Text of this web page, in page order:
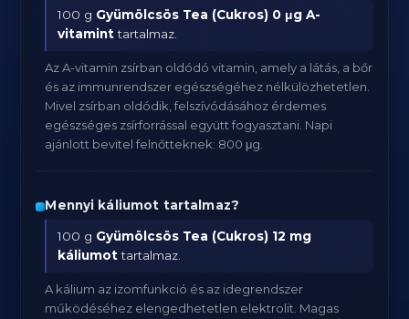
100 g Gyümölcsös Tea (Cukros) 0 μg A-
vitaminttartalmaz.
Az A-vitamin zsírban oldódó vitamin, amely a látás, a bőr
és az immunrendszer egészségéhez nélkülözhetetlen.
Mivel zsírban oldódik, felszívódásához érdemes
egészséges zsírforrással együtt fogyasztani. Napi
ajánlott bevitel felnőtteknek: 800 μg.
Mennyi káliumot tartalmaz?
100 g Gyümölcsös Tea (Cukros) 12 mg
káliumottartalmaz.
A kálium az izomfunkció és az idegrendszer
működéséhez elengedhetetlen elektrolit. Magas